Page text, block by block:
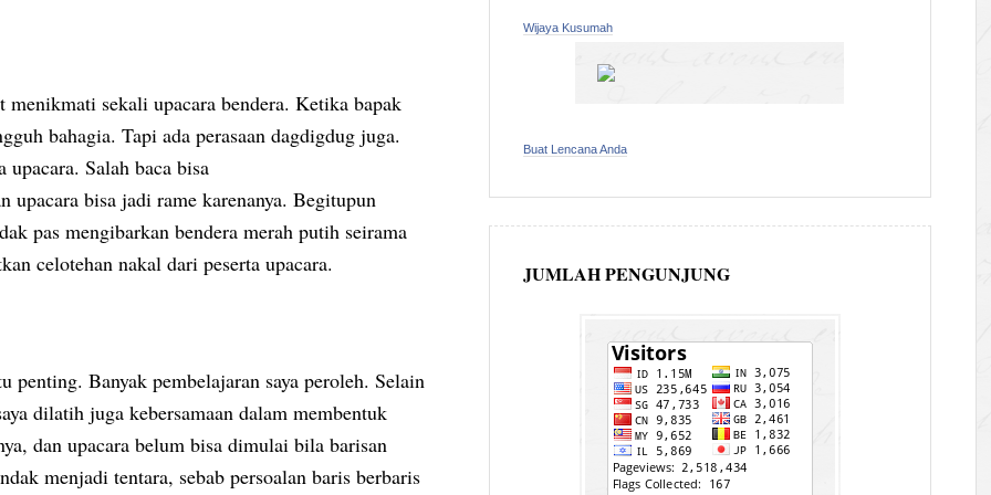
sekali upacara bendera. Ketika bapak
bahagia. Tapi ada perasaan dagdigdug juga.
upacara. Salah baca bisa
upacara bisa jadi rame karenanya. Begitupun
pas mengibarkan bendera merah putih seirama
celotehan nakal dari peserta upacara.
penting. Banyak pembelajaran saya peroleh. Selain
dilatih juga kebersamaan dalam membentuk
dan upacara belum bisa dimulai bila barisan
menjadi tentara, sebab persoalan baris berbaris
Wijaya Kusumah
Buat Lencana Anda
JUMLAH PENGUNJUNG